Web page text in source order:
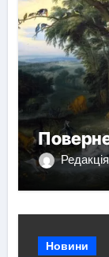
Новини